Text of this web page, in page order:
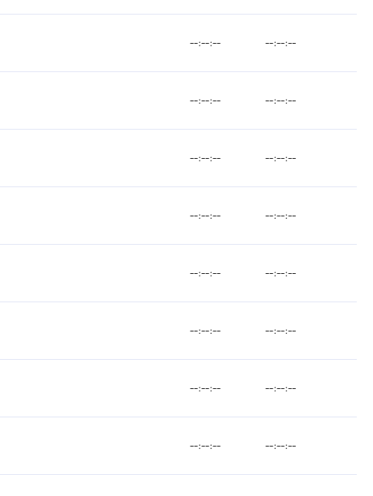
--:--:-- --:--:--
--:--:-- --:--:--
--:--:-- --:--:--
--:--:-- --:--:--
--:--:-- --:--:--
--:--:-- --:--:--
--:--:-- --:--:--
--:--:-- --:--:--